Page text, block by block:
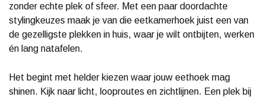
zonder echte plek of sfeer. Met een paar doordachte
stylingkeuzes maak je van die eetkamerhoek juist een van
de gezelligste plekken in huis, waar je wilt ontbijten, werken
én lang natafelen.
Het begint met helder kiezen waar jouw eethoek mag
shinen. Kijk naar licht, looproutes en zichtlijnen. Een plek bij